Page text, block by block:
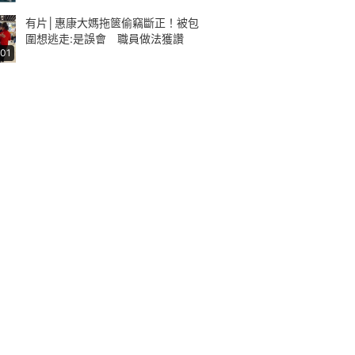
有片│惠康大媽拖篋偷竊斷正！被包
圍想逃走:是誤會 職員做法獲讚